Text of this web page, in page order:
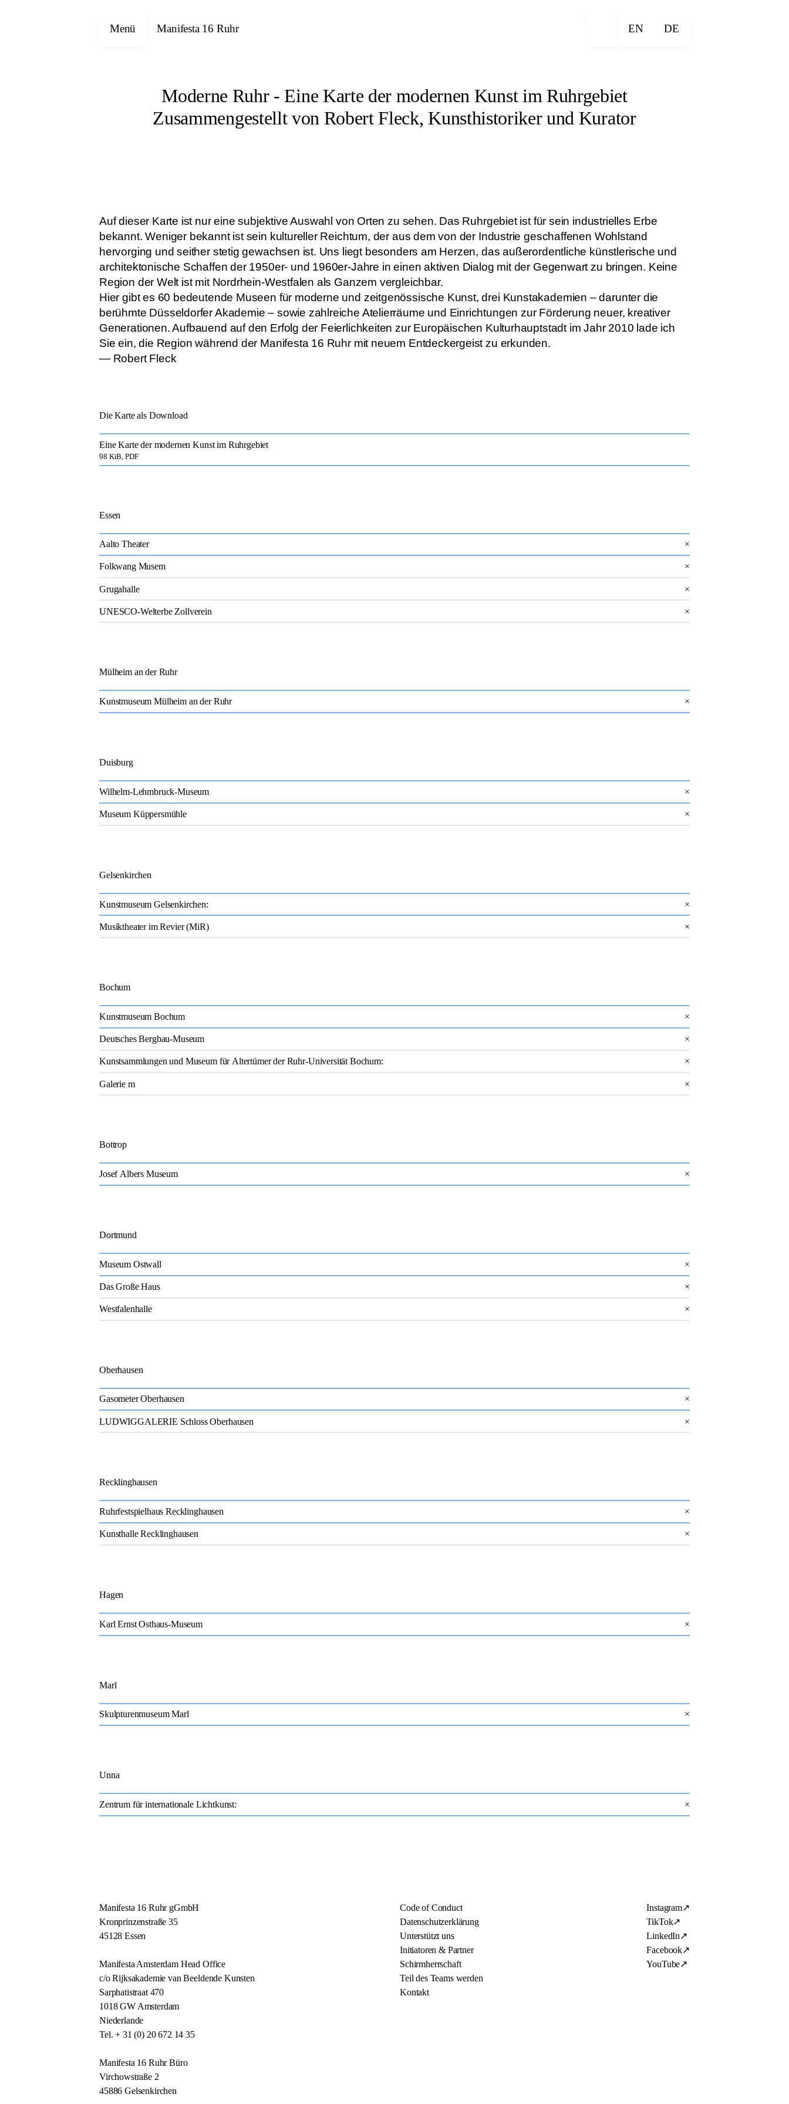
Menü Manifesta 16 Ruhr EN DE
Moderne Ruhr - Eine Karte der modernen Kunst im Ruhrgebiet
Zusammengestellt von Robert Fleck, Kunsthistoriker und Kurator
Auf dieser Karte ist nur eine subjektive Auswahl von Orten zu sehen. Das Ruhrgebiet ist für sein industrielles Erbe
bekannt. Weniger bekannt ist sein kultureller Reichtum, der aus dem von der Industrie geschaffenen Wohlstand
hervorging und seither stetig gewachsen ist. Uns liegt besonders am Herzen, das außerordentliche künstlerische und
architektonische Schaffen der 1950er- und 1960er-Jahre in einen aktiven Dialog mit der Gegenwart zu bringen. Keine
Region der Welt ist mit Nordrhein-Westfalen als Ganzem vergleichbar.
Hier gibt es 60 bedeutende Museen für moderne und zeitgenössische Kunst, drei Kunstakademien – darunter die
berühmte Düsseldorfer Akademie – sowie zahlreiche Atelierräume und Einrichtungen zur Förderung neuer, kreativer
Generationen. Aufbauend auf den Erfolg der Feierlichkeiten zur Europäischen Kulturhauptstadt im Jahr 2010 lade ich
Sie ein, die Region während der Manifesta 16 Ruhr mit neuem Entdeckergeist zu erkunden.
— Robert Fleck
Die Karte als Download
Eine Karte der modernen Kunst im Ruhrgebiet
98 KiB, PDF
Essen
Aalto Theater ×
Folkwang Musem ×
Grugahalle ×
UNESCO-Welterbe Zollverein ×
Mülheim an der Ruhr
Kunstmuseum Mülheim an der Ruhr ×
Duisburg
Wilhelm-Lehmbruck-Museum ×
Museum Küppersmühle ×
Gelsenkirchen
Kunstmuseum Gelsenkirchen: ×
Musiktheater im Revier (MiR) ×
Bochum
Kunstmuseum Bochum ×
Deutsches Bergbau-Museum ×
Kunstsammlungen und Museum für Altertümer der Ruhr-Universität Bochum: ×
Galerie m ×
Bottrop
Josef Albers Museum ×
Dortmund
Museum Ostwall ×
Das Große Haus ×
Westfalenhalle ×
Oberhausen
Gasometer Oberhausen ×
LUDWIGGALERIE Schloss Oberhausen ×
Recklinghausen
Ruhrfestspielhaus Recklinghausen ×
Kunsthalle Recklinghausen ×
Hagen
Karl Ernst Osthaus-Museum ×
Marl
Skulpturenmuseum Marl ×
Unna
Zentrum für internationale Lichtkunst: ×
Manifesta 16 Ruhr gGmbH
Kronprinzenstraße 35
45128 Essen
Manifesta Amsterdam Head Office
c/o Rijksakademie van Beeldende Kunsten
Sarphatistraat 470
1018 GW Amsterdam
Niederlande
Tel. + 31 (0) 20 672 14 35
Manifesta 16 Ruhr Büro
Virchowstraße 2
45886 Gelsenkirchen
Code of Conduct
Datenschutzerklärung
Unterstützt uns
Initiatoren & Partner
Schirmherrschaft
Teil des Teams werden
Kontakt
Instagram↗
TikTok↗
LinkedIn↗
Facebook↗
YouTube↗